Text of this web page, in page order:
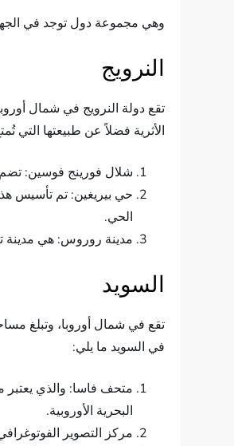
وهي مجموعة دول توجد في الجهة
النرويج
الأثرية فضلاً عن طبيعتها التي
شلال فورينج فوسين: تضم
الحي.
مدينة روروس: هي مدينة
السويد
في السويد ما يلي:
متحف فاسا: والذي يعتبر
البحرية الأوروبية.
مركز التصوير